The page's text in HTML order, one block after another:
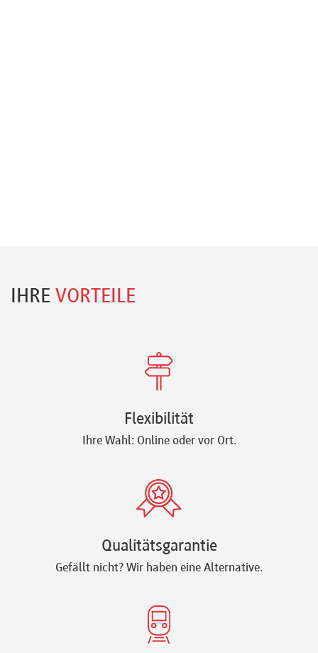
IHRE VORTEILE
Flexibilität
Ihre Wahl: Online oder vor Ort.
Qualitätsgarantie
Gefällt nicht? Wir haben eine Alternative.